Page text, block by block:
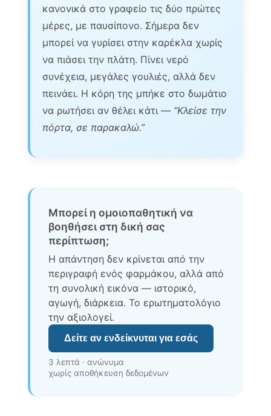
κανονικά στο γραφείο τις δύο πρώτες
μέρες, με παυσίπονο. Σήμερα δεν
μπορεί να γυρίσει στην καρέκλα χωρίς
να πιάσει την πλάτη. Πίνει νερό
συνέχεια, μεγάλες γουλιές, αλλά δεν
πεινάει. Η κόρη της μπήκε στο δωμάτιο
να ρωτήσει αν θέλει κάτι — “Κλείσε την
πόρτα, σε παρακαλώ.”
Μπορεί η ομοιοπαθητική να
βοηθήσει στη δική σας
περίπτωση;
Η απάντηση δεν κρίνεται από την
περιγραφή ενός φαρμάκου, αλλά από
τη συνολική εικόνα — ιστορικό,
αγωγή, διάρκεια. Το ερωτηματολόγιο
την αξιολογεί.
Δείτε αν ενδείκνυται για εσάς
3 λεπτά · ανώνυμα
χωρίς αποθήκευση δεδομένων